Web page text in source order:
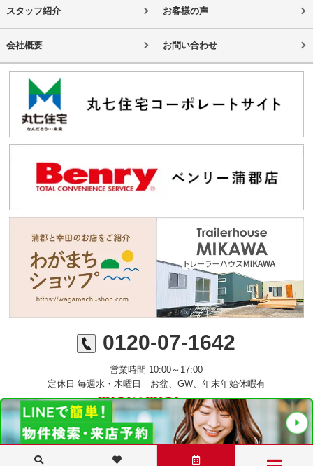
スタッフ紹介 お客様の声
会社概要 お問い合わせ
0120-07-1642
営業時間 10:00～17:00
定休日 毎週水・木曜日 お盆、GW、年末年始休暇有
©ミニミニFC蒲郡店 丸七住宅株式会社